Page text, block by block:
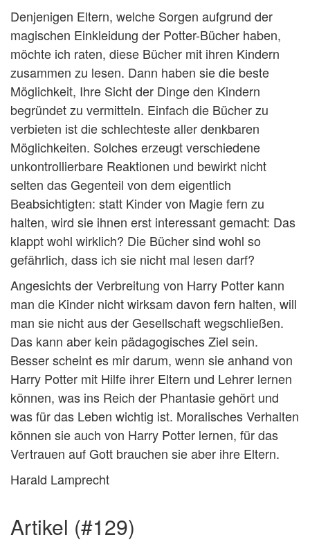
Denjenigen Eltern, welche Sorgen aufgrund der
magischen Einkleidung der Potter-Bücher haben,
möchte ich raten, diese Bücher mit ihren Kindern
zusammen zu lesen. Dann haben sie die beste
Möglichkeit, Ihre Sicht der Dinge den Kindern
begründet zu vermitteln. Einfach die Bücher zu
verbieten ist die schlechteste aller denkbaren
Möglichkeiten. Solches erzeugt verschiedene
unkontrollierbare Reaktionen und bewirkt nicht
selten das Gegenteil von dem eigentlich
Beabsichtigten: statt Kinder von Magie fern zu
halten, wird sie ihnen erst interessant gemacht: Das
klappt wohl wirklich? Die Bücher sind wohl so
gefährlich, dass ich sie nicht mal lesen darf?
Angesichts der Verbreitung von Harry Potter kann
man die Kinder nicht wirksam davon fern halten, will
man sie nicht aus der Gesellschaft wegschließen.
Das kann aber kein pädagogisches Ziel sein.
Besser scheint es mir darum, wenn sie anhand von
Harry Potter mit Hilfe ihrer Eltern und Lehrer lernen
können, was ins Reich der Phantasie gehört und
was für das Leben wichtig ist. Moralisches Verhalten
können sie auch von Harry Potter lernen, für das
Vertrauen auf Gott brauchen sie aber ihre Eltern.
Harald Lamprecht
artikel (#129)